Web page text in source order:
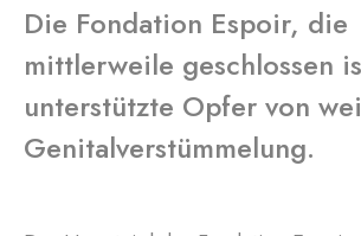
Die Fondation Espoir, die
mittlerweile geschlossen
unterstützte Opfer von
Genitalverstümmelung.